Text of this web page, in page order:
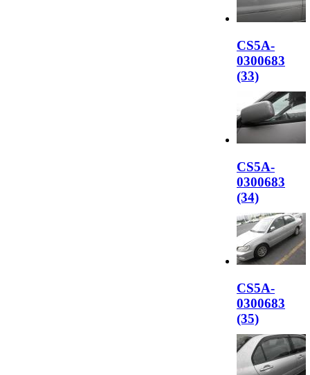
CS5A-
0300683
(33)
CS5A-
0300683
(34)
CS5A-
0300683
(35)